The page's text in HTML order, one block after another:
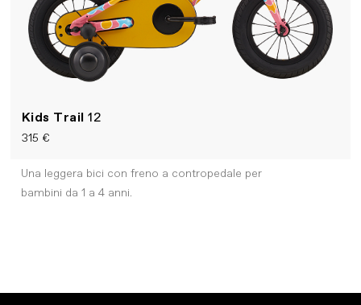
Kids Trail12
315 €
Una leggera bici con freno a contropedale per
bambini da 1 a 4 anni.